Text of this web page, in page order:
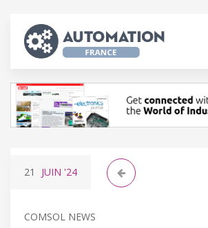
21 JUIN '24
COMSOL NEWS